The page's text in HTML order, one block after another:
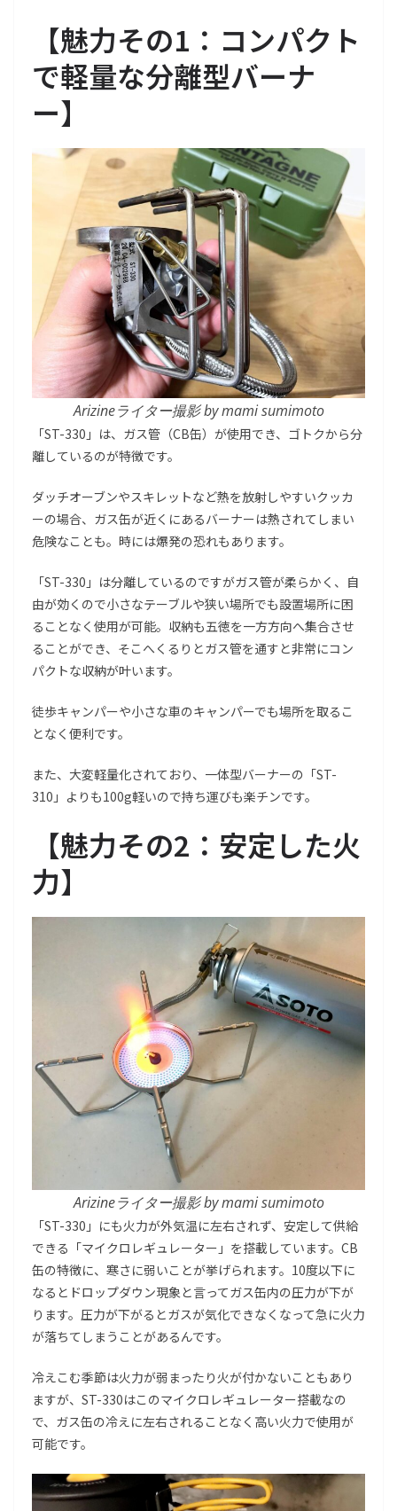
【魅力その1：コンパクト
で軽量な分離型バーナ
ー】
Arizineライター撮影 by mami sumimoto
「ST-330」は、ガス管（CB缶）が使用でき、ゴトクから分
離しているのが特徴です。
ダッチオーブンやスキレットなど熱を放射しやすいクッカ
ーの場合、ガス缶が近くにあるバーナーは熱されてしまい
危険なことも。時には爆発の恐れもあります。
「ST-330」は分離しているのですがガス管が柔らかく、自
由が効くので小さなテーブルや狭い場所でも設置場所に困
ることなく使用が可能。収納も五徳を一方方向へ集合させ
ることができ、そこへくるりとガス管を通すと非常にコン
パクトな収納が叶います。
徒歩キャンパーや小さな車のキャンパーでも場所を取るこ
となく便利です。
また、大変軽量化されており、一体型バーナーの「ST-
310」よりも100g軽いので持ち運びも楽チンです。
【魅力その2：安定した火
力】
Arizineライター撮影 by mami sumimoto
「ST-330」にも火力が外気温に左右されず、安定して供給
できる「マイクロレギュレーター」を搭載しています。CB
缶の特徴に、寒さに弱いことが挙げられます。10度以下に
なるとドロップダウン現象と言ってガス缶内の圧力が下が
ります。圧力が下がるとガスが気化できなくなって急に火力
が落ちてしまうことがあるんです。
冷えこむ季節は火力が弱まったり火が付かないこともあり
ますが、ST-330はこのマイクロレギュレーター搭載なの
で、ガス缶の冷えに左右されることなく高い火力で使用が
可能です。